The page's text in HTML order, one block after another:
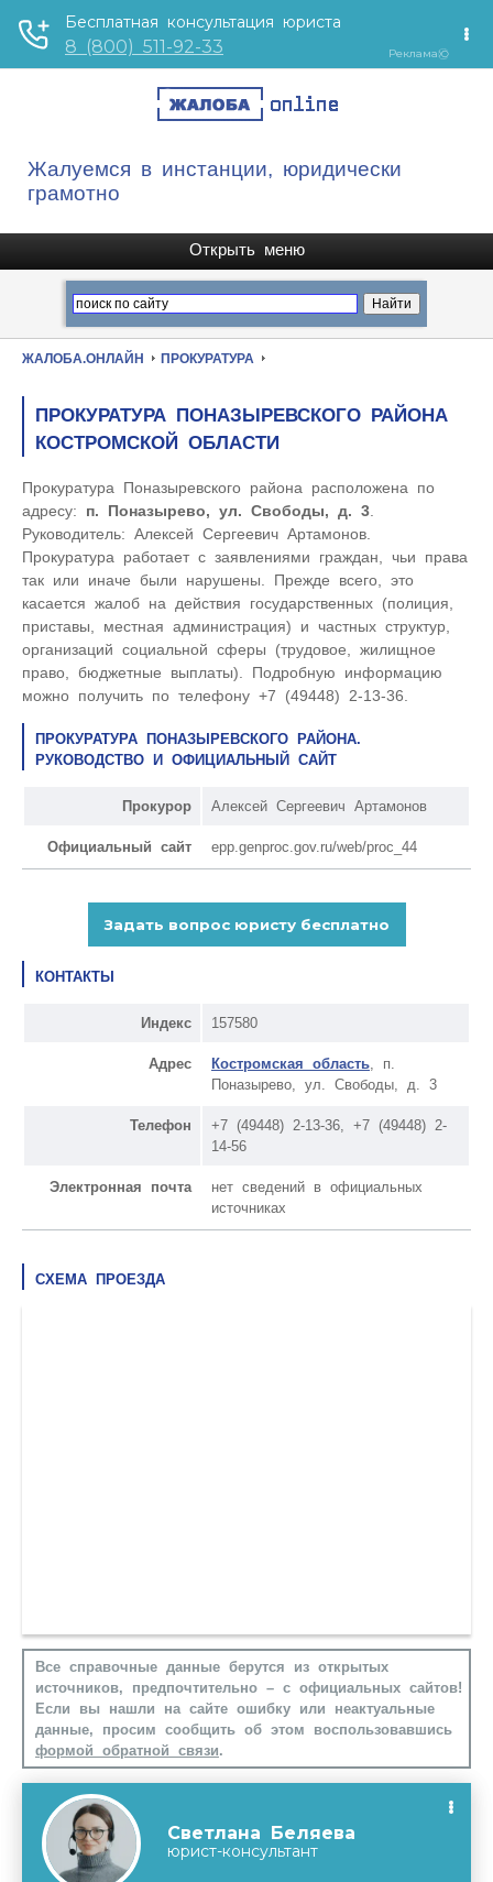
Жалуемся в инстанции, юридически
грамотно
ЖАЛОБА.ОНЛАЙН ПРОКУРАТУРА
ПРОКУРАТУРА ПОНАЗЫРЕВСКОГО РАЙОНА
КОСТРОМСКОЙ ОБЛАСТИ
Прокуратура Поназыревского района расположена по
адресу: п. Поназырево, ул. Свободы, д. 3
Руководитель: Алексей Сергеевич Артамонов.
Прокуратура работает с заявлениями граждан, чьи права
так или иначе были нарушены. Прежде всего, это
касается жалоб на действия государственных (полиция,
приставы, местная администрация) и частных структур,
организаций социальной сферы (трудовое, жилищное
право, бюджетные выплаты). Подробную информацию
можно получить по телефону +7 (49448) 2-13-36.
ПРОКУРАТУРА ПОНАЗЫРЕВСКОГО РАЙОНА.
РУКОВОДСТВО И ОФИЦИАЛЬНЫЙ САЙТ
Прокурор Алексей Сергеевич Артамонов
Официальный сайт epp.genproc.gov.ru/web/proc_44
КОНТАКТЫ
Индекс 157580
Адрес Костромская область , п.
Поназырево, ул. Свободы, д. 3
Телефон
+7 (49448) 2-13-36, +7 (49448) 2-
14-56
Электронная почта
нет сведений в официальных
источниках
СХЕМА ПРОЕЗДА
Все справочные данные берутся из открытых
источников, предпочтительно – с официальных сайтов!
Если вы нашли на сайте ошибку или неактуальные
данные, просим сообщить об этом воспользовавшись
формой обратной связи.